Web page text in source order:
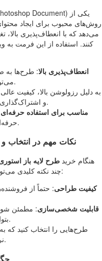
روش‌های محبوب برای ایجاد
می‌دهد که با انعطاف‌پذیری
کنند. استفاده از این فرمت به
انعطاف‌پذیری بالا: طرح‌ها به
می‌توانند هر بخش را به دلخواه تغییر دهند.
و اشتراک‌گذاری در شبکه‌های اجتماعی ارائه می‌دهند.
مناسب برای استفاده
حرفه‌ای و حتی افراد مبتدی مناسب هستند.
نکات مهم در انتخاب و
هنگام خرید طرح لایه باز
چند نکته کلیدی می‌تواند کمک کند که بهترین گزینه را انتخاب کنید:
کیفیت طراحی: حتماً از
قابلیت شخصی‌سازی: مطمئن
بتوانید آن را به دلخواه خود ویرایش کنید.
نرم‌افزار فتوشاپ قابل ویرایش باشند.